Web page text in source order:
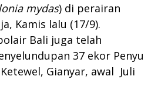
mydas) di perairan
Kamis lalu (17/9).
Bali juga telah
37 ekor Penyu
Gianyar, awal Juli